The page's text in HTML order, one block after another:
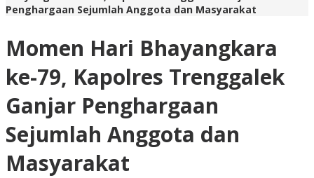
Penghargaan Sejumlah Anggota dan Masyarakat
Momen Hari Bhayangkara
ke-79, Kapolres Trenggalek
Ganjar Penghargaan
Sejumlah Anggota dan
Masyarakat